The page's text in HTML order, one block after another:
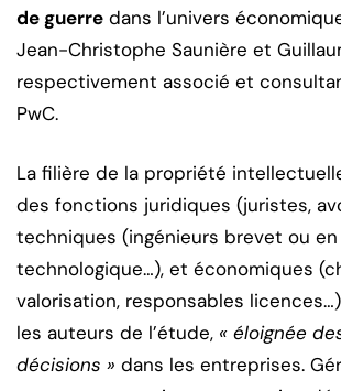
de guerre dans l’univers
Jean-Christophe Saunière et
respectivement associé et
PwC.
La filière de la propriété
des fonctions juridiques (juristes,
techniques (ingénieurs brevet ou en
technologique…), et économiques
valorisation, responsables
les auteurs de l’étude, « éloignée
décisions » dans les entreprises.